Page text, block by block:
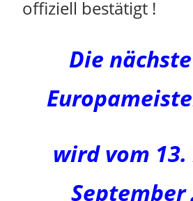
offiziell bestätigt !
Die
wirdvom 13.
September